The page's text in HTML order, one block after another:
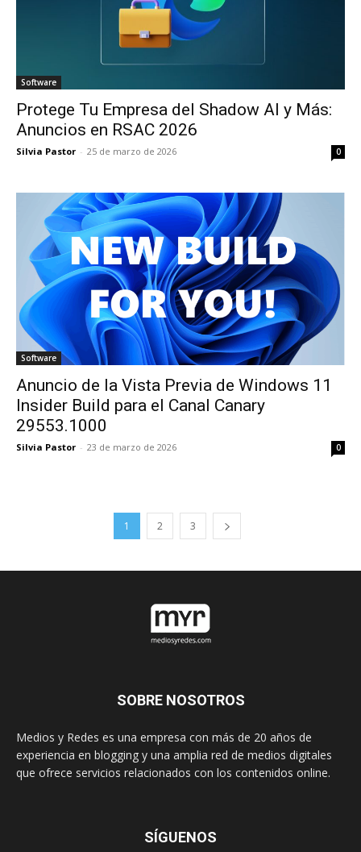
Software
Protege Tu Empresa del Shadow AI y Más:
Anuncios en RSAC 2026
Silvia Pastor - 25 de marzo de 2026 0
Software
Anuncio de la Vista Previa de Windows 11
Insider Build para el Canal Canary
29553.1000
Silvia Pastor - 23 de marzo de 2026 0
1 2 3
SOBRE NOSOTROS
Medios y Redes es una empresa con más de 20 años de
experiencia en blogging y una amplia red de medios digitales
que ofrece servicios relacionados con los contenidos online.
SÍGUENOS